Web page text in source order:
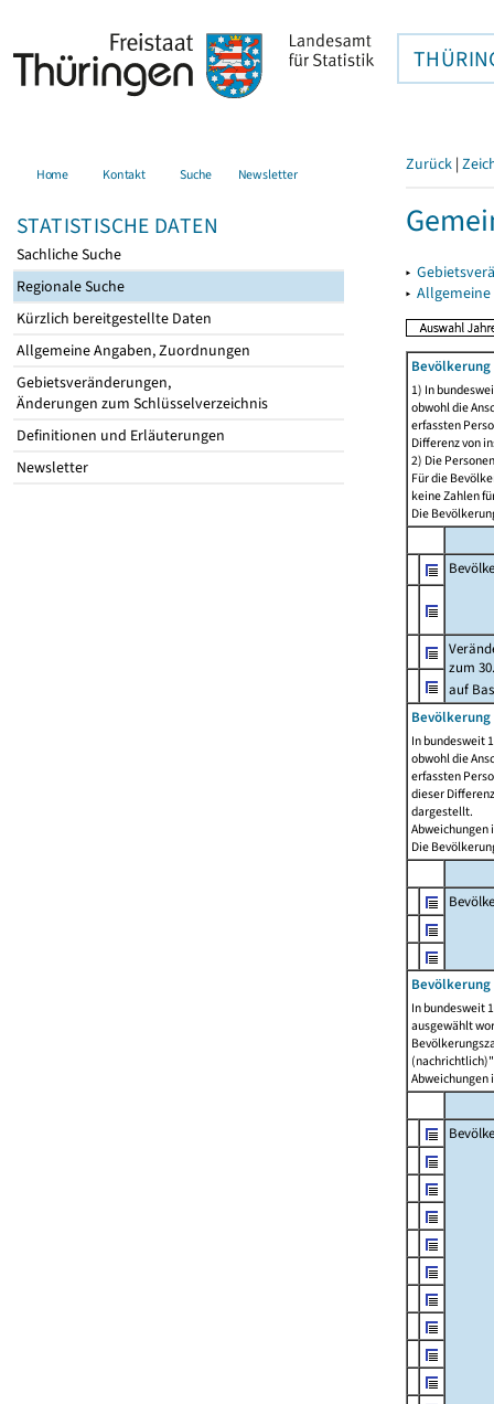
Home Kontakt Suche Newsletter
STATISTISCHE DATEN
Sachliche Suche
Regionale Suche
Kürzlich bereitgestellte Daten
Allgemeine Angaben, Zuordnungen
Gebietsveränderungen,
Änderungen zum Schlüsselverzeichnis
Definitionen und Erläuterungen
Newsletter
Zurück |
▸
▸
1) In
obwohl die
erfassten
Differenz von
2) Die
Für die
keine Zahlen
Die
zum
auf
Bevölkerung
In bundesweit
obwohl die
erfassten
dieser
dargestellt.
Abweichungen
Die
In bundesweit
ausgewählt
Abweichungen